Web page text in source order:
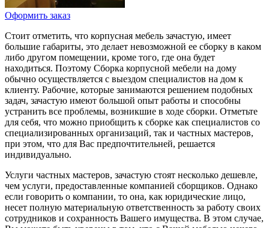
Оформить заказ
Стоит отметить, что корпусная мебель зачастую, имеет
большие габариты, это делает невозможной ее сборку в каком
либо другом помещении, кроме того, где она будет
находиться. Поэтому Сборка корпусной мебели на дому
обычно осуществляется с выездом специалистов на дом к
клиенту. Рабочие, которые занимаются решением подобных
задач, зачастую имеют большой опыт работы и способны
устранить все проблемы, возникшие в ходе сборки. Отметьте
для себя, что можно приобщить к сборке как специалистов со
специализированных организаций, так и частных мастеров,
при этом, что для Вас предпочтительней, решается
индивидуально.
Услуги частных мастеров, зачастую стоят несколько дешевле,
чем услуги, предоставленные компанией сборщиков. Однако
если говорить о компании, то она, как юридические лицо,
несет полную материальную ответственность за работу своих
сотрудников и сохранность Вашего имущества. В этом случае,